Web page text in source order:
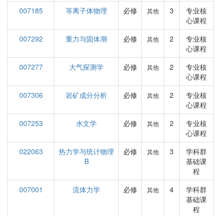
007185
等离子体物理 必修 其他 3
专业核
心课程
007292
重力与固体潮 必修 其他 2
专业核
心课程
007277
大气探测学 必修 其他 2
专业核
心课程
007306
岩矿成分分析 必修 其他 2
专业核
心课程
007253
水文学 必修 其他 2
专业核
心课程
022063
热力学与统计物理
B
必修 其他 3
学科群
基础课
程
007001
流体力学 必修 其他 4
学科群
基础课
程